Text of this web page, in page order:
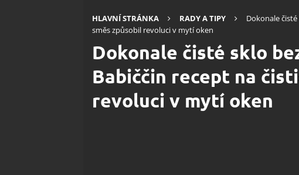
HLAVNÍ STRÁNKA RADY A TIPY
Dokonale
směs způsobil revoluci v mytí oken
Dokonale čisté sklo
Babiččin recept na
revoluci v mytí oken